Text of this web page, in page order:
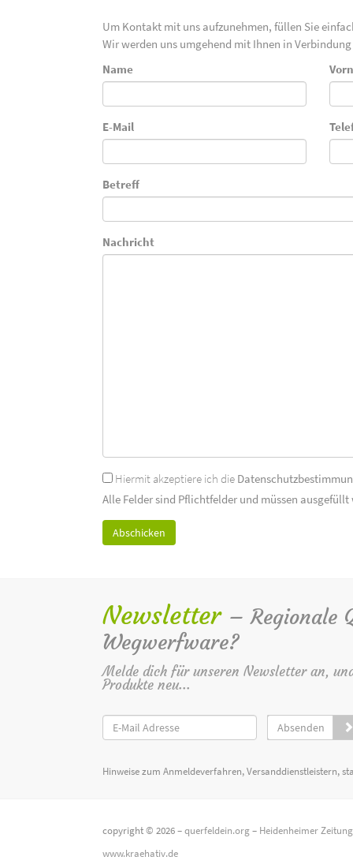
Um Kontakt mit uns aufzunehmen, füllen Sie
Wir werden uns umgehend mit Ihnen in
Name
E-Mail
Betreff
Nachricht
Hiermit akzeptiere ich die
Alle Felder sind Pflichtfelder und müssen ausgefüllt
Newsletter – Regionale
Wegwerfware?
Melde dich für unseren Newsletter an,
Produkte neu...
Absenden
Hinweise zum Anmeldeverfahren, Versanddienstleistern,
copyright © 2026 –querfeldein.org– Heidenheimer
www.kraehativ.de